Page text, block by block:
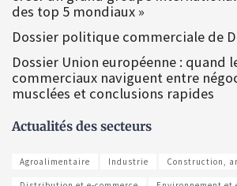
des top 5 mondiaux »
Dossier politique commerciale de
Dossier Union européenne : quand
commerciaux naviguent entre
musclées et conclusions rapides
Actualités des secteurs
Agroalimentaire Industrie Construction,